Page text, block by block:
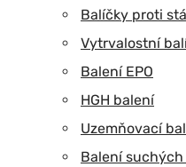
Balíčky proti
Vytrvalostní
Balení EPO
HGH balení
Uzemňovací
Balení suchých